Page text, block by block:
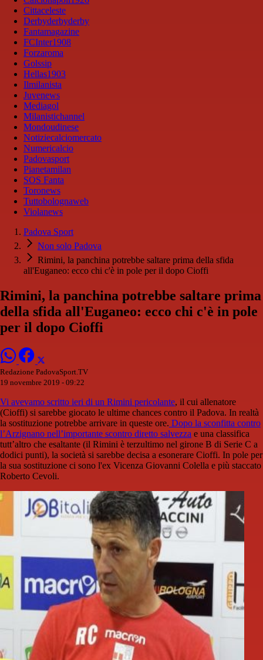
Cittaceleste
Derbyderbyderby
Fantamagazine
FCInter1908
Forzaroma
Golssip
Hellas1903
Ilmilanista
Juvenews
Mediagol
Milanistichannel
Mondoudinese
Notiziecalciomercato
Numericalcio
Padovasport
Pianetamilan
SOS Fanta
Toronews
Tuttobolognaweb
Violanews
Padova Sport
Non solo Padova
Rimini, la panchina potrebbe saltare prima della sfida
all'Euganeo: ecco chi c'è in pole per il dopo Cioffi
Rimini, la panchina potrebbe saltare prima
della sfida all'Euganeo: ecco chi c'è in pole
per il dopo Cioffi
Redazione PadovaSport.TV
19 novembre 2019 - 09:22
Vi avevamo scritto ieri di un Rimini pericolante, il cui allenatore
(Cioffi) si sarebbe giocato le ultime chances contro il Padova. In realtà
la sostituzione potrebbe arrivare in queste ore. Dopo la sconfitta contro
l’Arzignano nell’importante scontro diretto salvezza e una classifica
tutt’altro che esaltante (il Rimini è terzultimo nel girone B di Serie C a
dodici punti), la società si sarebbe decisa a esonerare Cioffi. In pole per
la sua sostituzione ci sono l'ex Vicenza Giovanni Colella e più staccato
Roberto Cevoli.